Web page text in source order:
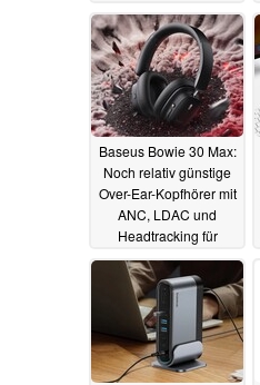
25.10.2024
Baseus Bowie 30 Max:
Noch relativ günstige
Over-Ear-Kopfhörer mit
ANC, LDAC und
Headtracking für
Spatial Audio14.09.2024